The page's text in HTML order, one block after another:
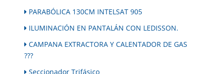
PARABÓLICA 130CM INTELSAT 905
ILUMINACIÓN EN PANTALÁN CON LEDISSON.
CAMPANA EXTRACTORA Y CALENTADOR DE GAS
???
Seccionador Trifásico